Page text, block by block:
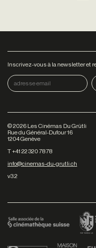
Inscrivez-vous à la newsletter et
©2026 Les Cinémas Du Grütli
Rue du Général-Dufour 16
1204 Genève
T +41 22 320 78 78
info@cinemas-du-grutli.ch
v3.2